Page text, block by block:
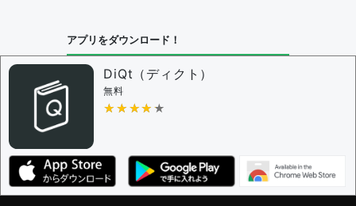
アプリをダウンロード！
DiQt（ディクト）
無料
★★★★★
★★★★★